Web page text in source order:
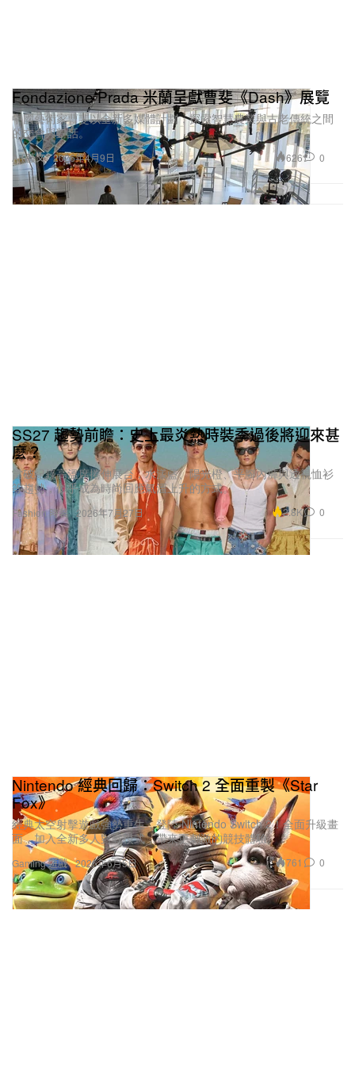
Art 藝文
Fondazione Prada 米蘭呈獻曹斐《Dash》展覽
中國藝術家曹斐以全新多媒體計劃，探索智慧農業與古老傳統之間
的交會與對話。
2026年4月9日 626 0
Fashion 時裝
SS27 趨勢前瞻：史上最炎熱時裝季過後將迎來甚
麼？
當破紀錄高溫席捲伸展台，水漾藍、陽光橙、平腳內褲與透視恤衫
等趨勢，似乎成為時尚回應氣溫上升的方式。
2026年7月27日 2.8K 0
Gaming 遊戲
Nintendo 經典回歸：Switch 2 全面重製《Star
Fox》
經典太空射擊遊戲強勢重生，登陸 Nintendo Switch 2！全面升級畫
面，加入全新多人對戰模式，帶來更刺激的競技體驗。
2026年6月5日 761 0